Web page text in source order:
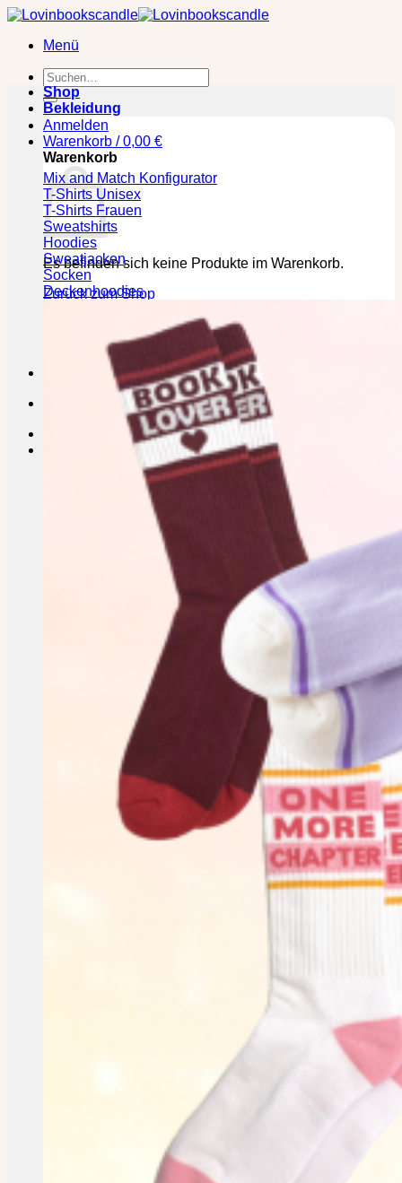
Zum
springenMenü
Suchen
nach:
Anmelden
Warenkorb /0,00 €
Warenkorb
Es befinden sich keine Produkte im Warenkorb.
Zurück zum Shop
🕒 Die jeweilige Lieferzeit bitte den Produktseiten
entnehmen!
Shop
Bekleidung
Mix and Match Konfigurator
T-Shirts Unisex
T-Shirts Frauen
Sweatshirts
Hoodies
Sweatjacken
Socken
Deckenhoodies